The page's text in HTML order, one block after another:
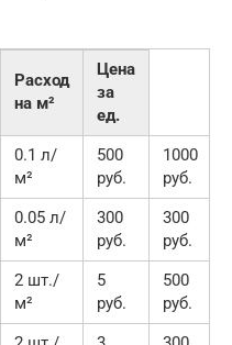
Расход
на м²
Цена
за
ед.
0.1 л/
м²
500
руб.
1000
руб.
0.05 л/
м²
300
руб.
300
руб.
2 шт./
м²
5
руб.
500
руб.